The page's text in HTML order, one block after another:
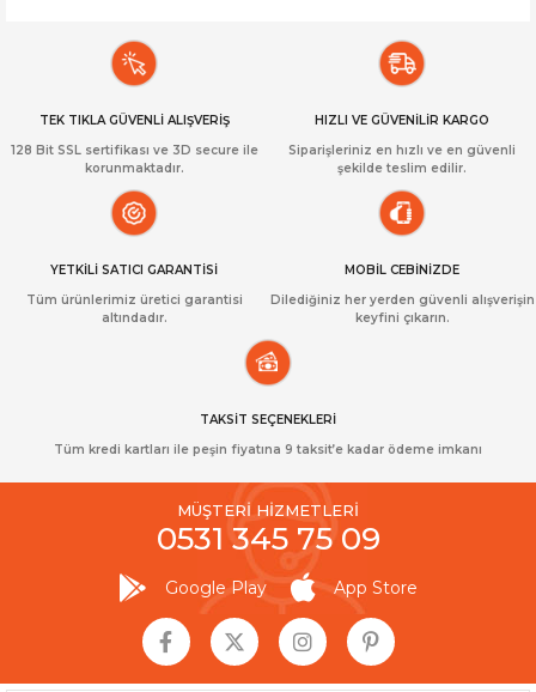
TEK TIKLA GÜVENLİ ALIŞVERİŞ
128 Bit SSL sertifikası ve 3D secure ile
korunmaktadır.
HIZLI VE GÜVENİLİR KARGO
Siparişleriniz en hızlı ve en güvenli
şekilde teslim edilir.
YETKİLİ SATICI GARANTİSİ
Tüm ürünlerimiz üretici garantisi
altındadır.
MOBİL CEBİNİZDE
Dilediğiniz her yerden güvenli alışverişin
keyfini çıkarın.
TAKSİT SEÇENEKLERİ
Tüm kredi kartları ile peşin fiyatına 9 taksit’e kadar ödeme imkanı
MÜŞTERİ HİZMETLERİ
0531 345 75 09
Google Play App Store